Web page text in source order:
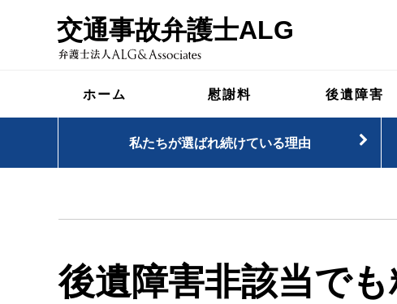
交通事故弁護士ALG
ホーム 慰謝料 後遺障害
私たちが選ばれ続けている理由
後遺障害非該当で